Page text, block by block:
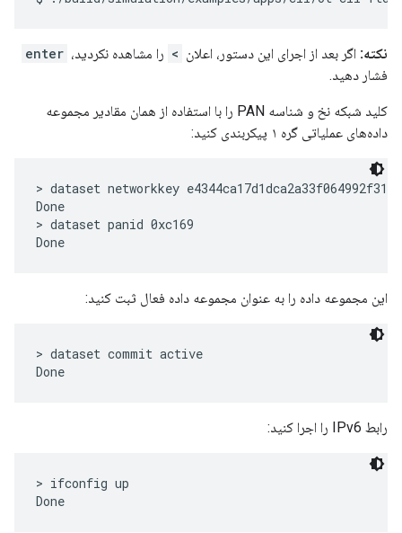
نکته: اگر بعد از اجرای این دستور، اعلان > را مشاهده نکردید، enter
فشار دهید.
کلید شبکه نخ و شناسه PAN را با استفاده از همان مقادیر مجموعه
داده‌های عملیاتی گره ۱ پیکربندی کنید:
> dataset networkkey
Done
> dataset panid 0xc169
این مجموعه داده را به عنوان مجموعه داده فعال ثبت کنید:
> dataset commit active
رابط IPv6 را اجرا کنید:
> ifconfig up